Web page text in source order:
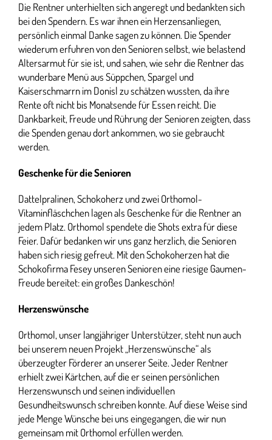
Die Rentner unterhielten sich angeregt und bedankten sich
bei den Spendern. Es war ihnen ein Herzensanliegen,
persönlich einmal Danke sagen zu können. Die Spender
wiederum erfuhren von den Senioren selbst, wie belastend
Altersarmut für sie ist, und sahen, wie sehr die Rentner das
wunderbare Menü aus Süppchen, Spargel und
Kaiserschmarrn im Donisl zu schätzen wussten, da ihre
Rente oft nicht bis Monatsende für Essen reicht. Die
Dankbarkeit, Freude und Rührung der Senioren zeigten, dass
die Spenden genau dort ankommen, wo sie gebraucht
werden.
Geschenke für die Senioren
Dattelpralinen, Schokoherz und zwei Orthomol-
Vitaminfläschchen lagen als Geschenke für die Rentner an
jedem Platz. Orthomol spendete die Shots extra für diese
Feier. Dafür bedanken wir uns ganz herzlich, die Senioren
haben sich riesig gefreut. Mit den Schokoherzen hat die
Schokofirma Fesey unseren Senioren eine riesige Gaumen-
Freude bereitet: ein großes Dankeschön!
Herzenswünsche
Orthomol, unser langjähriger Unterstützer, steht nun auch
bei unserem neuen Projekt „Herzenswünsche“ als
überzeugter Förderer an unserer Seite. Jeder Rentner
erhielt zwei Kärtchen, auf die er seinen persönlichen
Herzenswunsch und seinen individuellen
Gesundheitswunsch schreiben konnte. Auf diese Weise sind
jede Menge Wünsche bei uns eingegangen, die wir nun
gemeinsam mit Orthomol erfüllen werden.